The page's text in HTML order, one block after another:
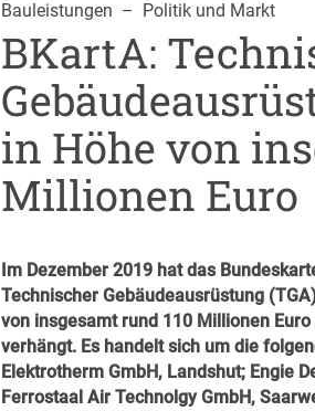
Bauleistungen
  –
Politik und Markt
BKartA:
in Höhe von
Millionen Euro
Im Dezember 2019 hat das
Technischer Gebäudeausrüstung
von insgesamt rund 110 Millionen
verhängt. Es handelt sich um die
Elektrotherm GmbH, Landshut; Engie
Ferrostaal Air Technolgy GmbH,